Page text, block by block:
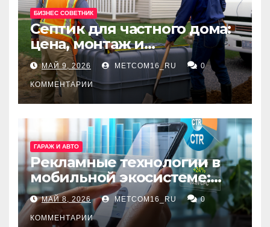
БИЗНЕС СОВЕТНИК
Септик для частного дома:
цена, монтаж и
организация автономной
канализации
МАЙ 9, 2026 METCOM16_RU 0
КОММЕНТАРИИ
ГАРАЖ И АВТО
Рекламные технологии в
мобильной экосистеме:
ключевые сервисы и
принципы работы
МАЙ 8, 2026 METCOM16_RU 0
КОММЕНТАРИИ